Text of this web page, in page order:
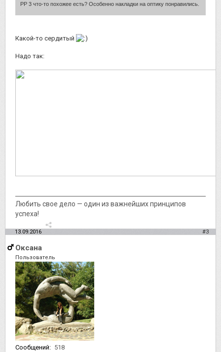
РР 3 что-то похожее есть? Особенно накладки на оптику понравились.
Какой-то сердитый
Надо так:
Любить свое дело — один из важнейших принципов
успеха!
13.09.2016 #3
Оксана
Пользователь
Сообщений: 518